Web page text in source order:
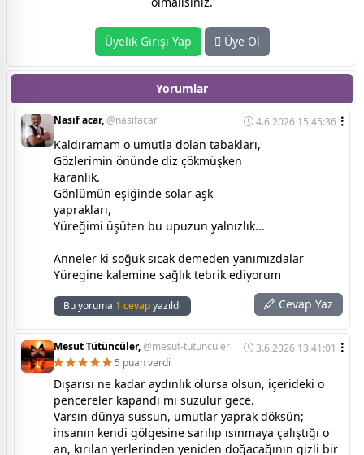
Üyelik Girişi Yap Üye Ol
Yorumlar
Nasıf acar,@nasifacar 4.6.2026 15:45:36
Kaldıramam o umutla dolan tabakları,
Gözlerimin önünde diz çökmüşken
karanlık.
Gönlümün eşiğinde solar aşk
yaprakları,
Yüreğimi üşüten bu upuzun yalnızlık...
Anneler ki soğuk sıcak demeden yanımızdalar
Yüregine kalemine sağlık tebrik ediyorum
Bu yoruma 1 cevapyazıldı Cevap Yaz
Mesut Tütüncüler,@mesut-tutunculer
3.6.2026 13:41:01
5 puan verdi
Dışarısı ne kadar aydınlık olursa olsun, içerideki o
pencereler kapandı mı süzülür gece.
Varsın dünya sussun, umutlar yaprak döksün;
insanın kendi gölgesine sarılıp ısınmaya çalıştığı o
an, kırılan yerlerinden yeniden doğacağının gizli bir